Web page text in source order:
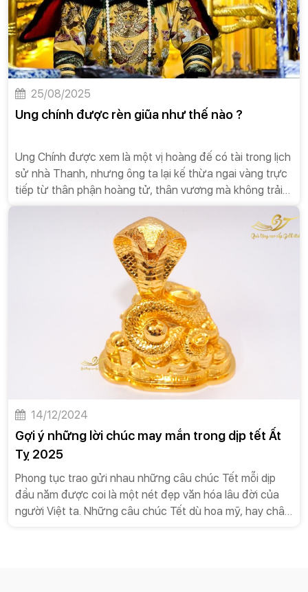
25/08/2025
Ung chính được rèn giũa như thế nào ?
Ung Chính được xem là một vị hoàng đế có tài trong lịch
sử nhà Thanh, nhưng ông ta lại kế thừa ngai vàng trực
tiếp từ thân phận hoàng tử, thân vương mà không trải
qua quá trình đào tạo bài bản như các thái tử đời trước,
cũng không có giai đoạn chuyển tiếp từ hoàng tử lên
hoàng đế. Vậy tại sao Ung Chính lại có thể hoàn thành
suôn sẻ sự chuyển đổi từ hoàng tử thành hoàng đế?
14/12/2024
Gợi ý những lời chúc may mắn trong dịp tết Ất
Tỵ 2025
Phong tục trao gửi nhau những câu chúc Tết mỗi dịp
đầu năm được coi là một nét đẹp văn hóa lâu đời của
người Việt ta. Những câu chúc Tết dù hoa mỹ, hay chân